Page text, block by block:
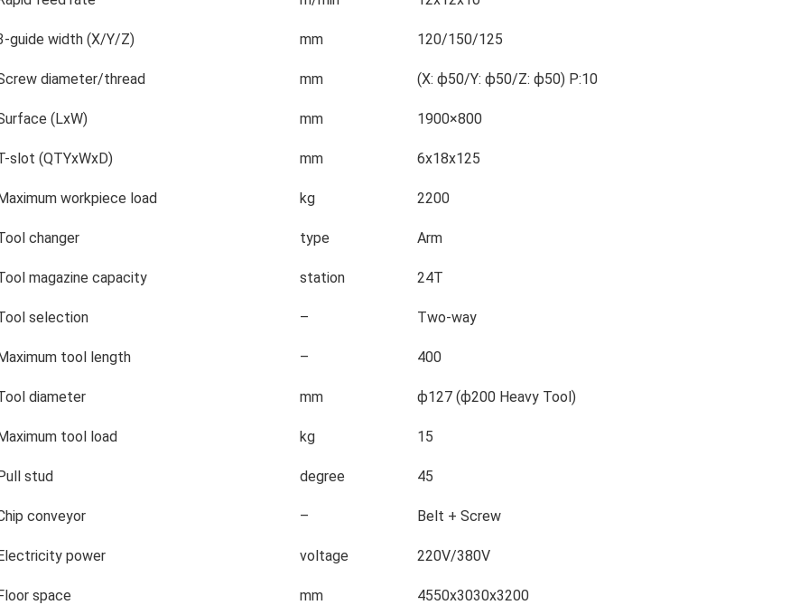
guide width (X/Y/Z) mm 120/150/125
diameter/thread mm (X: ϕ50/Y: ϕ50/Z: ϕ50) P:10
(LxW) mm 1900×800
slot (QTYxWxD) mm 6x18x125
workpiece load kg 2200
changer type Arm
magazine capacity station 24T
selection – Two-way
tool length – 400
diameter mm ϕ127 (ϕ200 Heavy Tool)
tool load kg 15
stud degree 45
conveyor – Belt + Screw
power voltage 220V/380V
space mm 4550x3030x3200